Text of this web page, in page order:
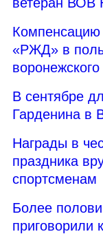
«РЖД» в
В сентябре
Гарденина в
Награды в
праздника
спортсменам
Более
приговорили